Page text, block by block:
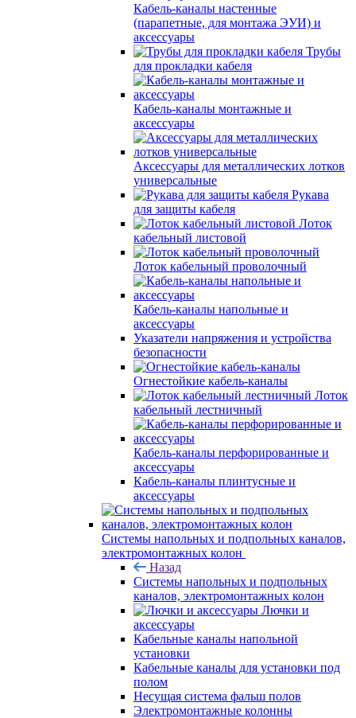
Кабель-каналы настенные
(парапетные, для монтажа ЭУИ) и
аксессуары
Трубы
для прокладки кабеля
Кабель-каналы монтажные и
аксессуары
Аксессуары для металлических лотков
универсальные
Рукава
для защиты кабеля
Лоток
кабельный листовой
Лоток кабельный проволочный
Кабель-каналы напольные и
аксессуары
Указатели напряжения и устройства
безопасности
Огнестойкие кабель-каналы
Лоток
кабельный лестничный
Кабель-каналы перфорированные и
аксессуары
Кабель-каналы плинтусные и
аксессуары
Системы напольных и подпольных каналов,
электромонтажных колон
Назад
Системы напольных и подпольных
каналов, электромонтажных колон
Лючки и
аксессуары
Кабельные каналы напольной
установки
Кабельные каналы для установки под
полом
Несущая система фальш полов
Электромонтажные колонны